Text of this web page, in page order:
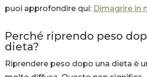
puoi approfondire qui: Dimagrire in
Perché riprendo peso
dieta?
Riprendere peso dopo una dieta è